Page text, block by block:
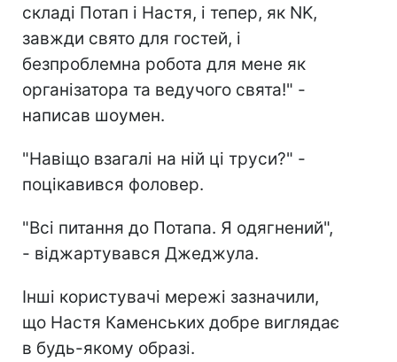
складі Потап і Настя, і тепер, як NK,
завжди свято для гостей, і
безпроблемна робота для мене як
організатора та ведучого свята!" -
написав шоумен.
"Навіщо взагалі на ній ці труси?" -
поцікавився фоловер.
"Всі питання до Потапа. Я одягнений",
- віджартувався Джеджула.
Інші користувачі мережі зазначили,
що Настя Каменських добре виглядає
в будь-якому образі.